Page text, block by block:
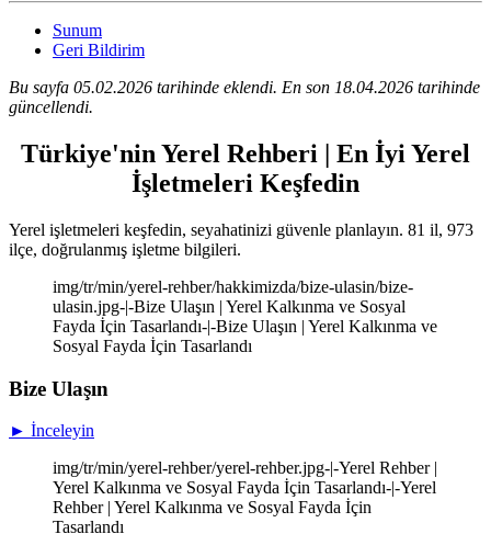
Sunum
Geri Bildirim
Bu sayfa 05.02.2026 tarihinde eklendi. En son 18.04.2026 tarihinde
güncellendi.
Türkiye'nin Yerel Rehberi | En İyi Yerel
İşletmeleri Keşfedin
Yerel işletmeleri keşfedin, seyahatinizi güvenle planlayın. 81 il, 973
ilçe, doğrulanmış işletme bilgileri.
img/tr/min/yerel-rehber/hakkimizda/bize-ulasin/bize-
ulasin.jpg-|-Bize Ulaşın | Yerel Kalkınma ve Sosyal
Fayda İçin Tasarlandı-|-Bize Ulaşın | Yerel Kalkınma ve
Sosyal Fayda İçin Tasarlandı
Bize Ulaşın
► İnceleyin
img/tr/min/yerel-rehber/yerel-rehber.jpg-|-Yerel Rehber |
Yerel Kalkınma ve Sosyal Fayda İçin Tasarlandı-|-Yerel
Rehber | Yerel Kalkınma ve Sosyal Fayda İçin
Tasarlandı